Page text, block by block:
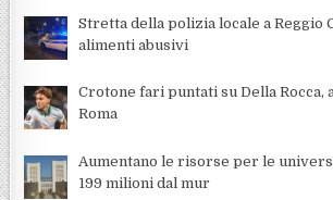
Stretta della polizia locale a Reggio
alimenti abusivi
Crotone fari puntati su Della Rocca,
Roma
Aumentano le risorse per le
199 milioni dal mur